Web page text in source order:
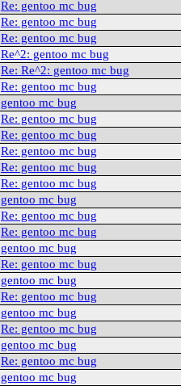
Re: gentoo mc bug
Re: gentoo mc bug
Re: gentoo mc bug
Re^2: gentoo mc bug
Re: Re^2: gentoo mc bug
Re: gentoo mc bug
gentoo mc bug
Re: gentoo mc bug
Re: gentoo mc bug
Re: gentoo mc bug
Re: gentoo mc bug
Re: gentoo mc bug
gentoo mc bug
Re: gentoo mc bug
Re: gentoo mc bug
gentoo mc bug
Re: gentoo mc bug
gentoo mc bug
Re: gentoo mc bug
gentoo mc bug
Re: gentoo mc bug
gentoo mc bug
Re: gentoo mc bug
gentoo mc bug